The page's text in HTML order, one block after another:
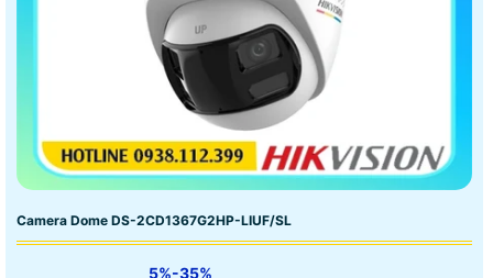
Camera Dome DS-2CD1367G2HP-LIUF/SL
5%-35%